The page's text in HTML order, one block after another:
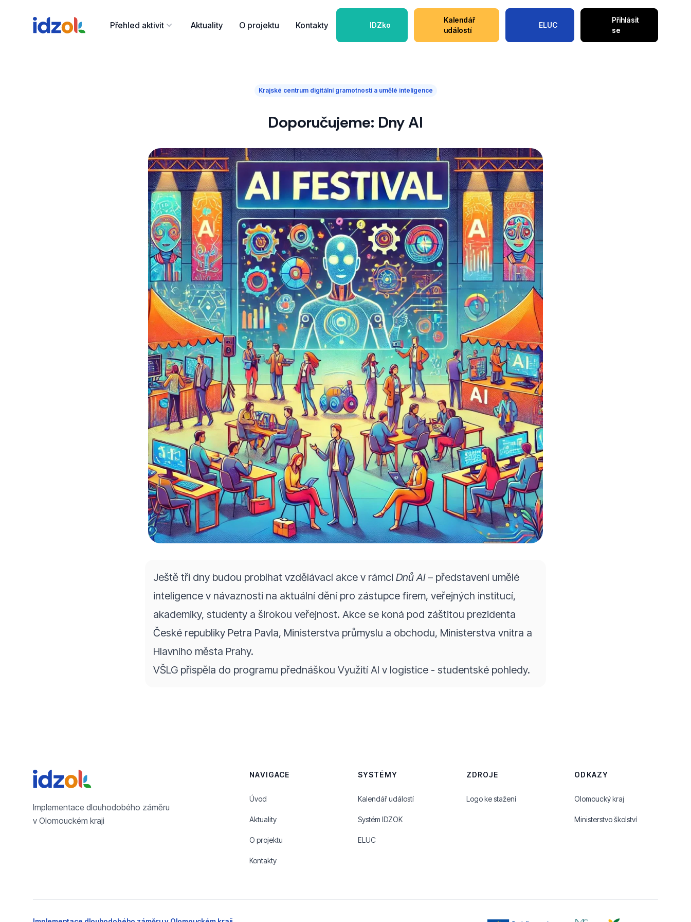
Přehled aktivit Aktuality O projektu Kontakty IDZko
Kalendář
událostí
ELUC
Přihlásit
se
Krajské centrum digitální gramotnosti a umělé inteligence
Doporučujeme: Dny AI
Ještě tři dny budou probíhat vzdělávací akce v rámci Dnů AI– představení umělé
inteligence v návaznosti na aktuální dění pro zástupce firem, veřejných institucí,
akademiky, studenty a širokou veřejnost. Akce se koná pod záštitou prezidenta
České republiky Petra Pavla, Ministerstva průmyslu a obchodu, Ministerstva vnitra a
Hlavního města Prahy.
VŠLG přispěla do programu přednáškou Využití AI v logistice - studentské pohledy.
Implementace dlouhodobého záměru
v Olomouckém kraji
NAVIGACE
Úvod
Aktuality
O projektu
Kontakty
SYSTÉMY
Kalendář událostí
Systém IDZOK
ELUC
ZDROJE
Logo ke stažení
ODKAZY
Olomoucký kraj
Ministerstvo školství